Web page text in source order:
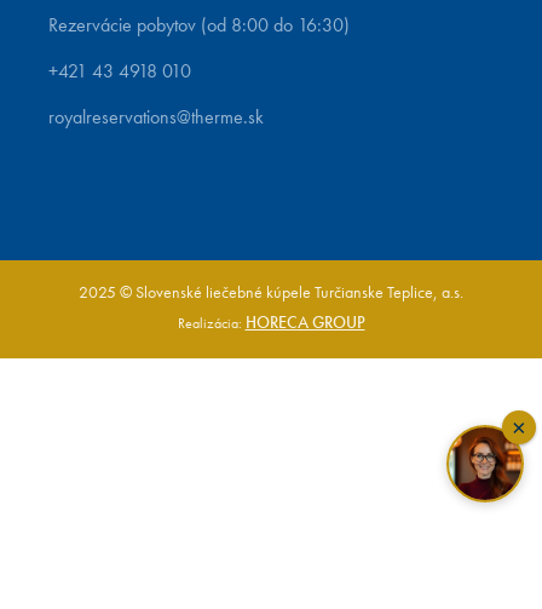
Rezervácie pobytov (od 8:00 do 16:30)
+421 43 4918 010
royalreservations@therme.sk
2025 © Slovenské liečebné kúpele Turčianske Teplice, a.s.
Realizácia: HORECA GROUP
×